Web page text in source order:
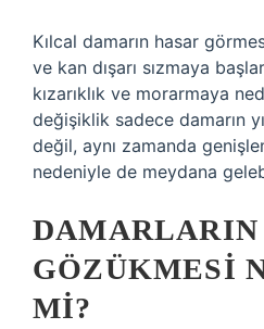
Kılcal damarın hasar
ve kan dışarı sızmaya
kızarıklık ve morarmaya
değişiklik sadece damarın
değil, aynı zamanda
nedeniyle de meydana
DAMARLARIN
GÖZÜKMESI
MI?